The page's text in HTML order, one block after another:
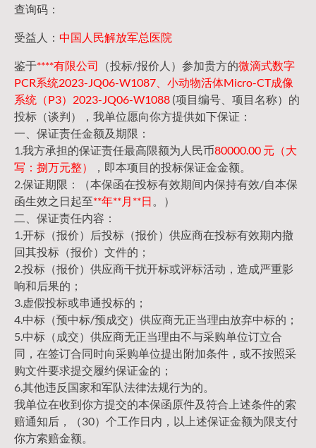
查询码：
受益人： 中国人民解放军总医院
鉴于****有限公司 （投标/报价人）参加贵方的微滴式数字
PCR系统2023-JQ06-W1087、小动物活体Micro-CT成像
系统（P3）2023-JQ06-W1088 (项目编号、项目名称）的
投标（谈判），我单位愿向你方提供如下保证：
一、保证责任金额及期限：
1.我方承担的保证责任最高限额为人民币80000.00 元（大
写：捌万元整）
，即本项目的投标保证金金额。
2.保证期限：（本保函在投标有效期间内保持有效/自本保
函生效之日起至**年**月**日 。）
二、保证责任内容：
1.开标（报价）后投标（报价）供应商在投标有效期内撤
回其投标（报价）文件的；
2.投标（报价）供应商干扰开标或评标活动，造成严重影
响和后果的；
3.虚假投标或串通投标的；
4.中标（预中标/预成交）供应商无正当理由放弃中标的；
5.中标（成交）供应商无正当理由不与采购单位订立合
同，在签订合同时向采购单位提出附加条件，或不按照采
购文件要求提交履约保证金的；
6.其他违反国家和军队法律法规行为的。
我单位在收到你方提交的本保函原件及符合上述条件的索
赔通知后，（30）个工作日内，以上述保证金额为限支付
你方索赔金额。